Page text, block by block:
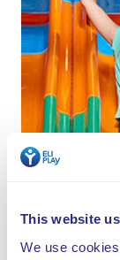
This website
We use